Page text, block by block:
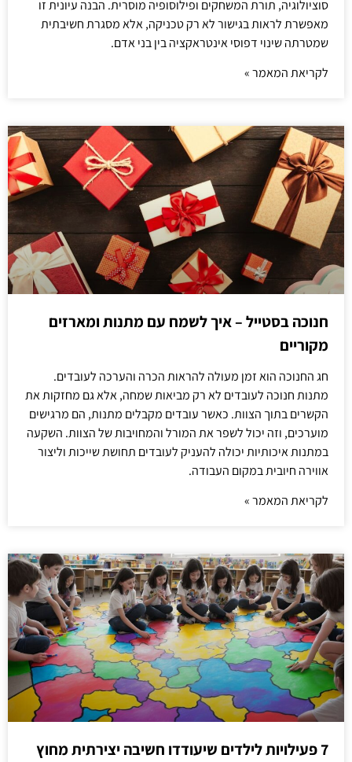
סוציולוגיה, תורת המשחקים ופילוסופיה מוסרית. הבנה עיונית זו
מאפשרת לראות בגישור לא רק טכניקה, אלא מסגרת חשיבתית
שמטרתה שינוי דפוסי אינטראקציה בין בני אדם.
לקריאת המאמר »
חנוכה בסטייל – איך לשמח עם מתנות ומארזים
מקוריים
חג החנוכה הוא זמן מעולה להראות הכרה והערכה לעובדים.
מתנות חנוכה לעובדים לא רק מביאות שמחה, אלא גם מחזקות את
הקשרים בתוך הצוות. כאשר עובדים מקבלים מתנות, הם מרגישים
מוערכים, וזה יכול לשפר את המורל והמחויבות של הצוות. השקעה
במתנות איכותיות יכולה להעניק לעובדים תחושת שייכות וליצור
אווירה חיובית במקום העבודה.
לקריאת המאמר »
7 פעילויות לילדים שיעודדו חשיבה יצירתית מחוץ